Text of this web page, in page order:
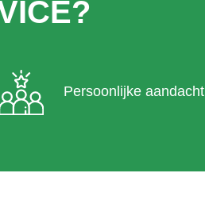
Persoonlijke aandacht